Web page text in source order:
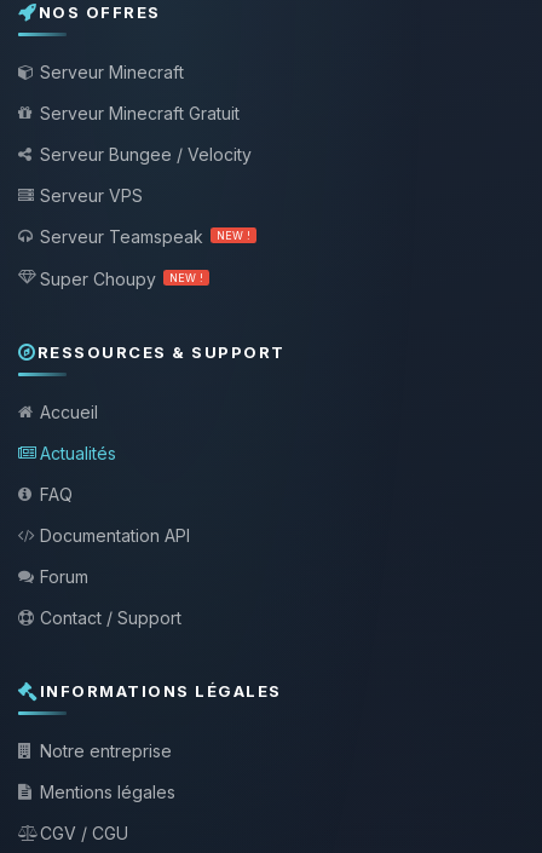
NOS OFFRES
Serveur Minecraft
Serveur Minecraft Gratuit
Serveur Bungee / Velocity
Serveur VPS
Serveur Teamspeak
NEW !
Super Choupy NEW !
RESSOURCES & SUPPORT
Accueil
Actualités
FAQ
Documentation API
Forum
Contact / Support
INFORMATIONS LÉGALES
Notre entreprise
Mentions légales
CGV / CGU